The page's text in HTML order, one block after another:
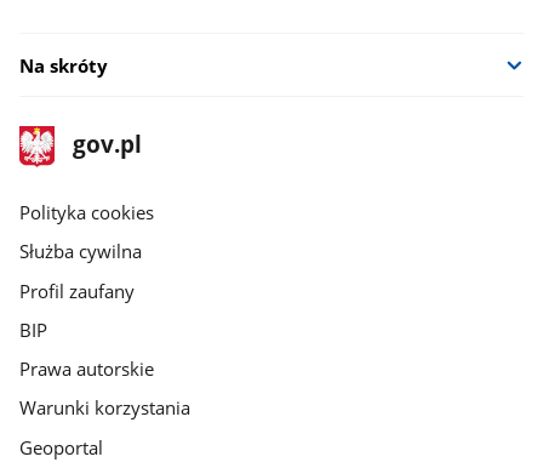
Na skróty
stopka
gov.pl
Strona
gov.pl
gov.pl
Polityka cookies
Służba cywilna
Profil zaufany
BIP
Prawa autorskie
Warunki korzystania
Geoportal